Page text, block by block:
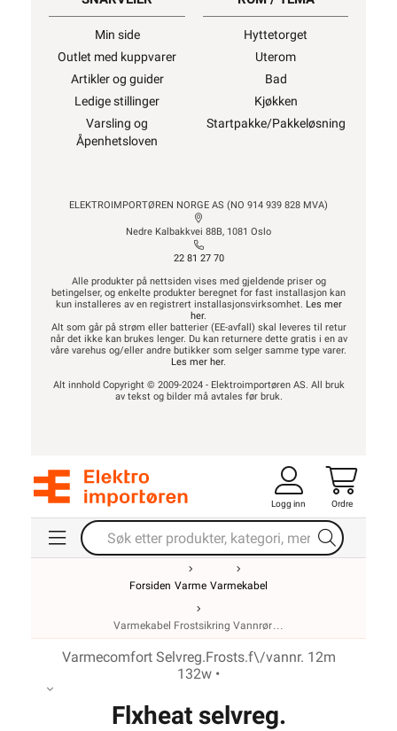
Min side
Outlet med kuppvarer
Artikler og guider
Ledige stillinger
Varsling og
Åpenhetsloven
Hyttetorget
Uterom
Bad
Kjøkken
Startpakke/Pakkeløsning
ELEKTROIMPORTØREN NORGE AS (NO 914 939 828 MVA)
Nedre Kalbakkvei 88B, 1081 Oslo
22 81 27 70
Alle produkter på nettsiden vises med gjeldende priser og
betingelser, og enkelte produkter beregnet for fast installasjon kan
kun installeres av en registrert installasjonsvirksomhet. Les mer
her.
Alt som går på strøm eller batterier (EE-avfall) skal leveres til retur
når det ikke kan brukes lenger. Du kan returnere dette gratis i en av
våre varehus og/eller andre butikker som selger samme type varer.
Les mer her.
Alt innhold Copyright © 2009-2024 - Elektroimportøren AS. All bruk
av tekst og bilder må avtales før bruk.
Logg inn Ordre
Forsiden Varme Varmekabel
Varmekabel Frostsikring Vannrør
Varmecomfort Selvreg.Frosts.f\/vannr. 12m
132w •
Flxheat selvreg.